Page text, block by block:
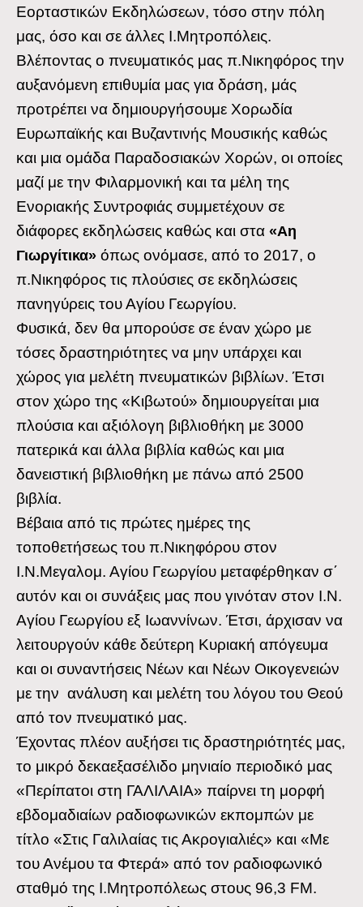
Εορταστικών Εκδηλώσεων, τόσο στην πόλη
μας, όσο και σε άλλες Ι.Μητροπόλεις.
Βλέποντας ο πνευματικός μας π.Νικηφόρος την
αυξανόμενη επιθυμία μας για δράση, μάς
προτρέπει να δημιουργήσουμε Χορωδία
Ευρωπαϊκής και Βυζαντινής Μουσικής καθώς
και μια ομάδα Παραδοσιακών Χορών, οι οποίες
μαζί με την Φιλαρμονική και τα μέλη της
Ενοριακής Συντροφιάς συμμετέχουν σε
διάφορες εκδηλώσεις καθώς και στα «Αη
Γιωργίτικα» όπως ονόμασε, από το 2017, ο
π.Νικηφόρος τις πλούσιες σε εκδηλώσεις
πανηγύρεις του Αγίου Γεωργίου.
Φυσικά, δεν θα μπορούσε σε έναν χώρο με
τόσες δραστηριότητες να μην υπάρχει και
χώρος για μελέτη πνευματικών βιβλίων. Έτσι
στον χώρο της «Κιβωτού» δημιουργείται μια
πλούσια και αξιόλογη βιβλιοθήκη με 3000
πατερικά και άλλα βιβλία καθώς και μια
δανειστική βιβλιοθήκη με πάνω από 2500
βιβλία.
Βέβαια από τις πρώτες ημέρες της
τοποθετήσεως του π.Νικηφόρου στον
Ι.Ν.Μεγαλομ. Αγίου Γεωργίου μεταφέρθηκαν σ΄
αυτόν και οι συνάξεις μας που γινόταν στον Ι.Ν.
Αγίου Γεωργίου εξ Ιωαννίνων. Έτσι, άρχισαν να
λειτουργούν κάθε δεύτερη Κυριακή απόγευμα
και οι συναντήσεις Νέων και Νέων Οικογενειών
με την ανάλυση και μελέτη του λόγου του Θεού
από τον πνευματικό μας.
Έχοντας πλέον αυξήσει τις δραστηριότητές μας,
το μικρό δεκαεξασέλιδο μηνιαίο περιοδικό μας
«Περίπατοι στη ΓΑΛΙΛΑΙΑ» παίρνει τη μορφή
εβδομαδιαίων ραδιοφωνικών εκπομπών με
τίτλο «Στις Γαλιλαίας τις Ακρογιαλιές» και «Με
του Ανέμου τα Φτερά» από τον ραδιοφωνικό
σταθμό της Ι.Μητροπόλεως στους 96,3 FM.